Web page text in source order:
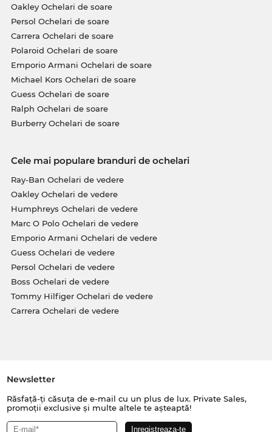
Oakley Ochelari de soare
Persol Ochelari de soare
Carrera Ochelari de soare
Polaroid Ochelari de soare
Emporio Armani Ochelari de soare
Michael Kors Ochelari de soare
Guess Ochelari de soare
Ralph Ochelari de soare
Burberry Ochelari de soare
Cele mai populare branduri de ochelari
Ray-Ban Ochelari de vedere
Oakley Ochelari de vedere
Humphreys Ochelari de vedere
Marc O Polo Ochelari de vedere
Emporio Armani Ochelari de vedere
Guess Ochelari de vedere
Persol Ochelari de vedere
Boss Ochelari de vedere
Tommy Hilfiger Ochelari de vedere
Carrera Ochelari de vedere
Newsletter
Răsfață-ți căsuța de e-mail cu un plus de lux. Private Sales,
promoții exclusive și multe altele te așteaptă!